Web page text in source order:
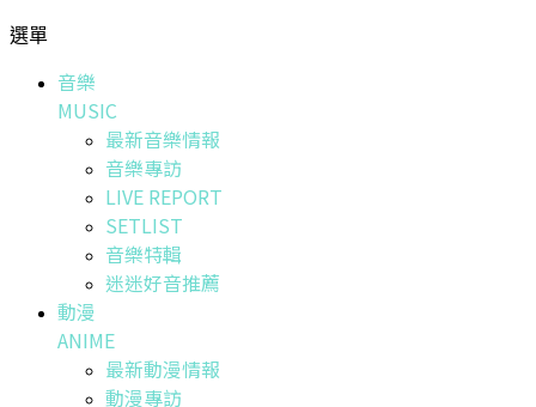
選單
音樂
MUSIC
最新音樂情報
音樂專訪
LIVE REPORT
SETLIST
音樂特輯
迷迷好音推薦
動漫
ANIME
最新動漫情報
動漫專訪